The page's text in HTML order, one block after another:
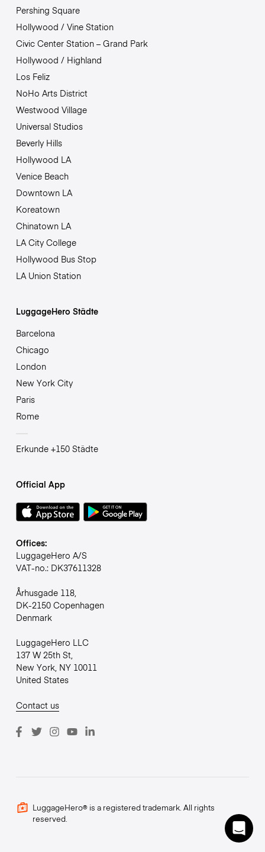
Pershing Square
Hollywood / Vine Station
Civic Center Station – Grand Park
Hollywood / Highland
Los Feliz
NoHo Arts District
Westwood Village
Universal Studios
Beverly Hills
Hollywood LA
Venice Beach
Downtown LA
Koreatown
Chinatown LA
LA City College
Hollywood Bus Stop
LA Union Station
LuggageHero Städte
Barcelona
Chicago
London
New York City
Paris
Rome
Erkunde +150 Städte
Official App
Offices:
LuggageHero A/S
VAT-no.: DK37611328
Århusgade 118,
DK-2150 Copenhagen
Denmark
LuggageHero LLC
137 W 25th St,
New York, NY 10011
United States
Contact us
LuggageHero® is a registered trademark. All rights
reserved.